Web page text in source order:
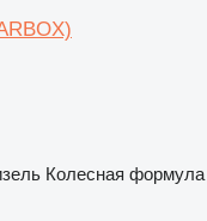
Колесная формула